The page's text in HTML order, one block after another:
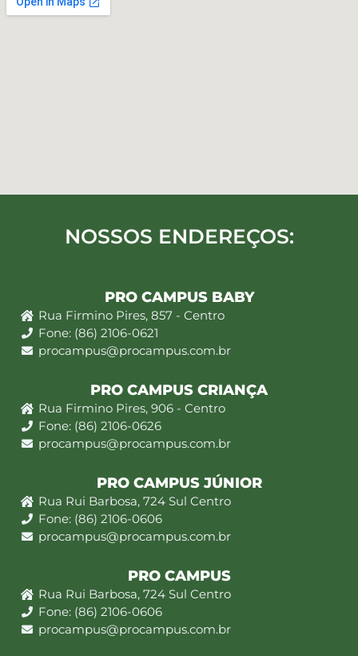
NOSSOS ENDEREÇOS:
PRO CAMPUS BABY
Rua Firmino Pires, 857 - Centro
Fone: (86) 2106-0621
procampus@procampus.com.br
PRO CAMPUS CRIANÇA
Rua Firmino Pires, 906 - Centro
Fone: (86) 2106-0626
procampus@procampus.com.br
PRO CAMPUS JÚNIOR
Rua Rui Barbosa, 724 Sul Centro
Fone: (86) 2106-0606
procampus@procampus.com.br
PRO CAMPUS
Rua Rui Barbosa, 724 Sul Centro
Fone: (86) 2106-0606
procampus@procampus.com.br